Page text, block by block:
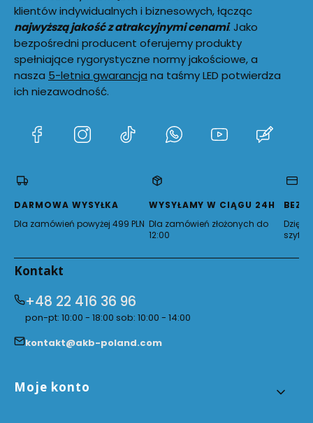
klientów indywidualnych i biznesowych, łącząc
najwyższą jakość z atrakcyjnymi cenami. Jako
bezpośredni producent oferujemy produkty
spełniające rygorystyczne normy jakościowe, a
nasza 5-letnia gwarancja na taśmy LED potwierdza
ich niezawodność.
(Otwiera
karcie)
(Otwiera
karcie)
(Otwiera
nowej
karcie)
(Otwiera
karcie)
(Otwiera
karcie)
nowej
karcie)
DARMOWA WYSYŁKA
Dla zamówień powyżej 499 PLN
WYSYŁAMY W CIĄGU 24H
Dla zamówień złożonych do
12:00
Dzięki
Kontakt
+48 22 416 36 96
pon-pt: 10:00 - 18:00 sob: 10:00 - 14:00
kontakt@akb-poland.com
Linki w stopce
Moje konto